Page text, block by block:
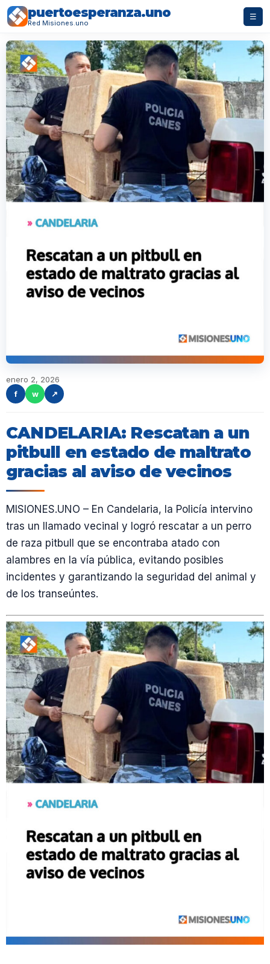
puertoesperanza.uno
Red Misiones.uno
☰
enero 2, 2026
f
w ↗
CANDELARIA: Rescatan a un
pitbull en estado de maltrato
gracias al aviso de vecinos
MISIONES.UNO – En Candelaria, la Policía intervino
tras un llamado vecinal y logró rescatar a un perro
de raza pitbull que se encontraba atado con
alambres en la vía pública, evitando posibles
incidentes y garantizando la seguridad del animal y
de los transeúntes.